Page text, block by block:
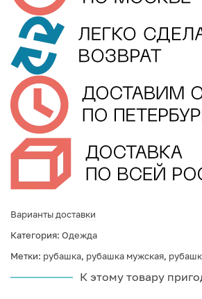
Варианты доставки
Категория: Одежда
Метки: рубашка, рубашка мужская,
К этому товару